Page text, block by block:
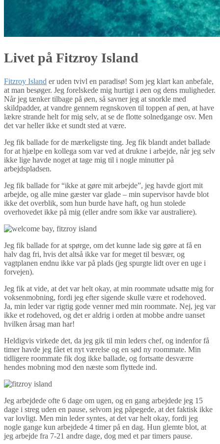
Livet på Fitzroy Island
Fitzroy Island er uden tvivl en paradisø! Som jeg klart kan anbefale,
at man besøger. Jeg forelskede mig hurtigt i øen og dens muligheder.
Når jeg tænker tilbage på øen, så savner jeg at snorkle med
skildpadder, at vandre gennem regnskoven til toppen af øen, at have
lækre strande helt for mig selv, at se de flotte solnedgange osv. Men
det var heller ikke et sundt sted at være.
Jeg fik ballade for de mærkeligste ting. Jeg fik blandt andet ballade
for at hjælpe en kollega som var ved at drukne i arbejde, når jeg selv
ikke lige havde noget at tage mig til i nogle minutter på
arbejdspladsen.
Jeg fik ballade for “ikke at gøre mit arbejde”, jeg havde gjort mit
arbejde, og alle mine gæster var glade – min supervisor havde blot
ikke det overblik, som hun burde have haft, og hun stolede
overhovedet ikke på mig (eller andre som ikke var australiere).
Jeg fik ballade for at spørge, om det kunne lade sig gøre at få en
halv dag fri, hvis det altså ikke var for meget til besvær, og
vagtplanen endnu ikke var på plads (jeg spurgte lidt over en uge i
forvejen).
Jeg fik at vide, at det var helt okay, at min roommate udsatte mig for
voksenmobning, fordi jeg efter sigende skulle være et rodehoved.
Ja, min leder var rigtig gode venner med min roommate. Nej, jeg var
ikke et rodehoved, og det er aldrig i orden at mobbe andre uanset
hvilken årsag man har!
Heldigvis virkede det, da jeg gik til min leders chef, og indenfor få
timer havde jeg fået et nyt værelse og en sød ny roommate. Min
tidligere roommate fik dog ikke ballade, og fortsatte desværre
hendes mobning mod den næste som flyttede ind.
Jeg arbejdede ofte 6 dage om ugen, og en gang arbejdede jeg 15
dage i streg uden en pause, selvom jeg påpegede, at det faktisk ikke
var lovligt. Men min leder syntes, at det var helt okay, fordi jeg
nogle gange kun arbejdede 4 timer på en dag. Hun glemte blot, at
jeg arbejde fra 7-21 andre dage, dog med et par timers pause.